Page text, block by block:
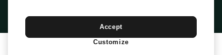
Italiano
Accept
Customize